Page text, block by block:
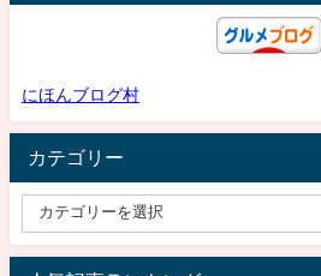
にほんブログ村
カテゴリー